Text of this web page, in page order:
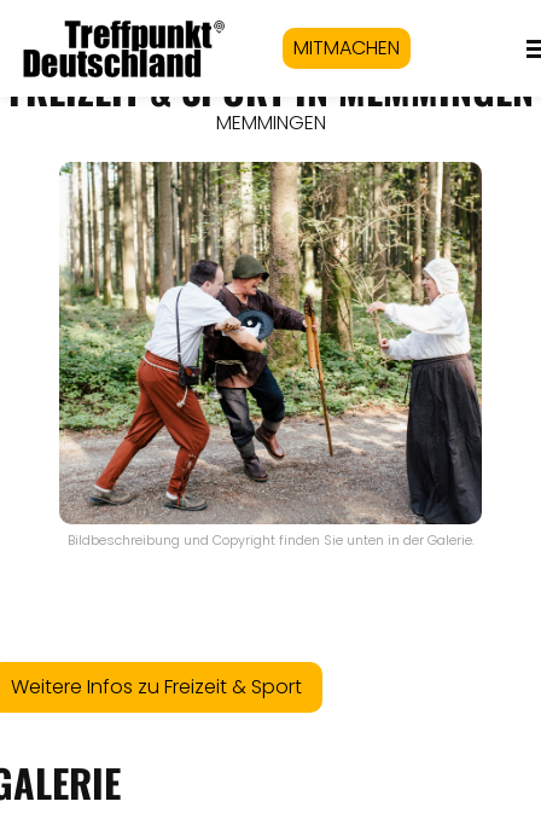
MITMACHEN
FREIZEIT & SPORT IN MEMMINGEN
MEMMINGEN
Bildbeschreibung und Copyright finden Sie unten in der Galerie.
Weitere Infos zu Freizeit & Sport